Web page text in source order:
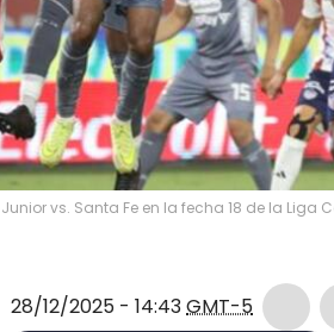
Junior vs. Santa Fe en la fecha 18 de la Liga
28/12/2025 - 14:43GMT-5